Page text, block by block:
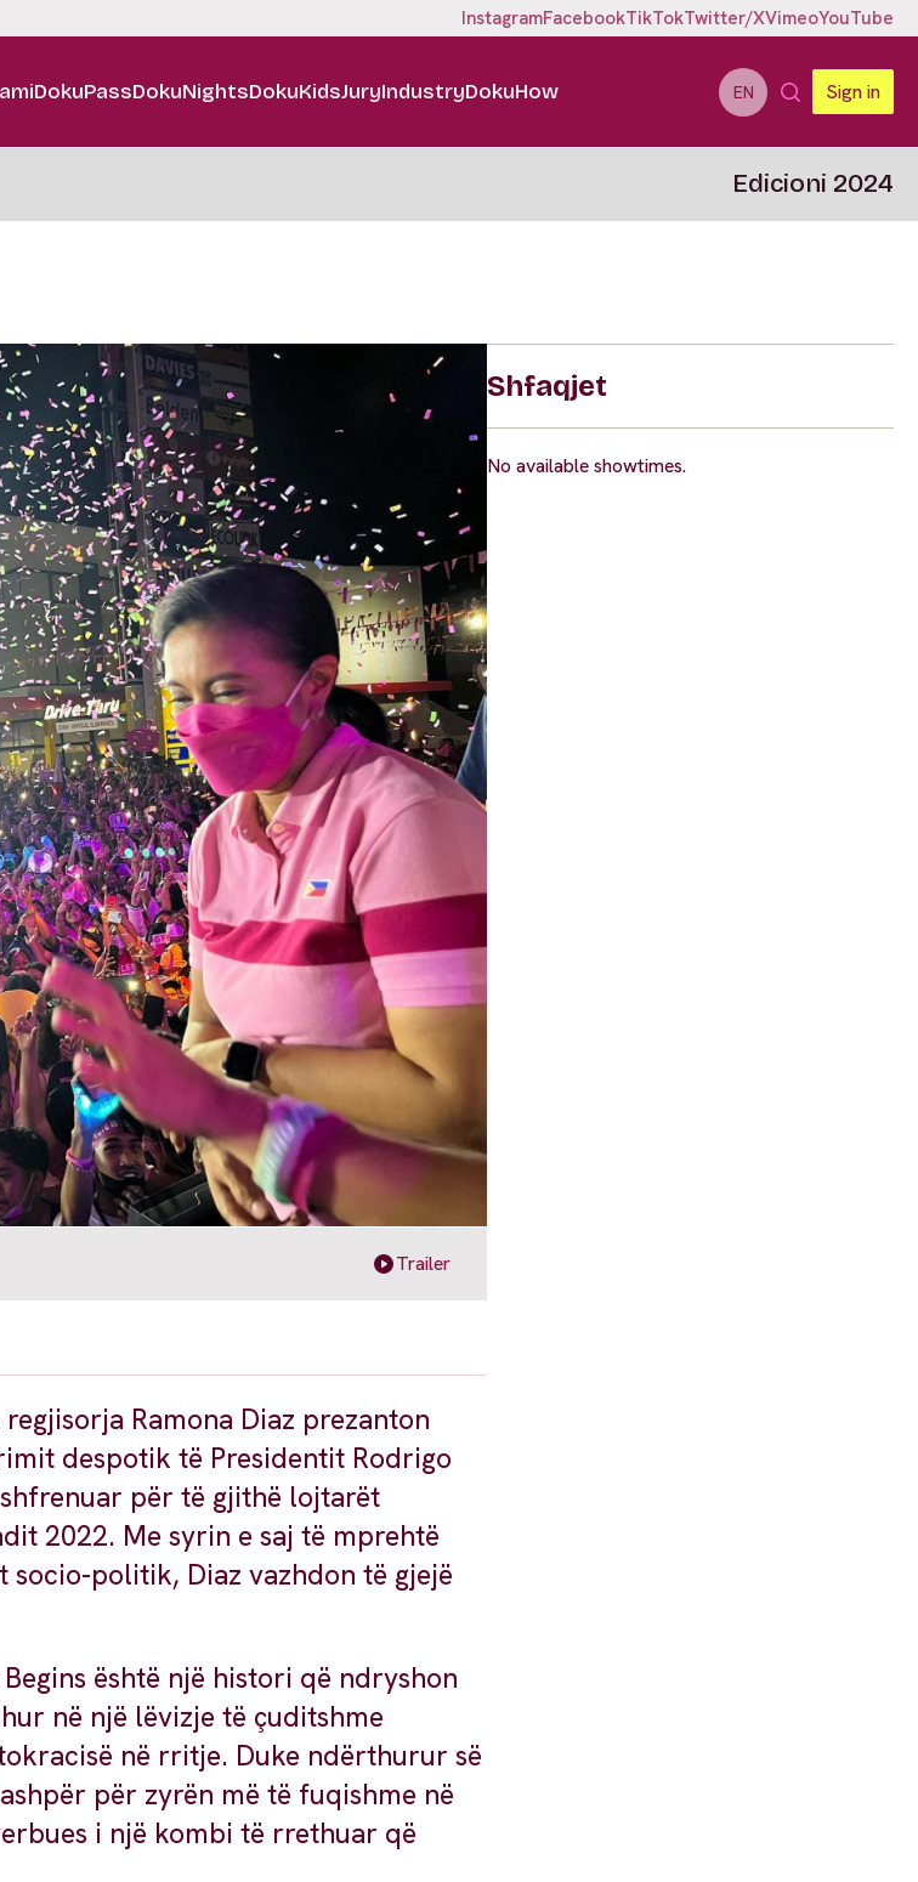
InstagramFacebookTikTokTwitter/XVimeoYouTube
DokuPassDokuNightsDokuKidsJuryIndustryDokuHow EN Sign in
Edicioni 2024
Trailer
Ramona Diaz prezanton
despotik të Presidentit Rodrigo
për të gjithë lojtarët
2022. Me syrin e saj të mprehtë
politik, Diaz vazhdon të gjejë
është një histori që ndryshon
në një lëvizje të çuditshme
në rritje. Duke ndërthurur së
për zyrën më të fuqishme në
i një kombi të rrethuar që
Shfaqjet
No available showtimes.